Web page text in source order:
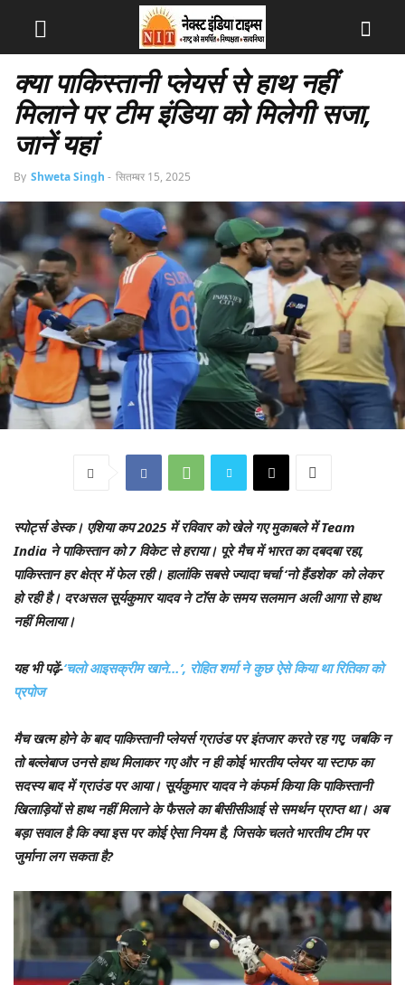
क्या पाकिस्तानी प्लेयर्स से हाथ नहीं
मिलाने पर टीम इंडिया को मिलेगी सजा,
जानें यहां
By Shweta Singh - सितम्बर 15, 2025
स्पोर्ट्स डेस्क। एशिया कप 2025 में रविवार को खेले गए मुकाबले में Team
India ने पाकिस्तान को 7 विकेट से हराया। पूरे मैच में भारत का दबदबा रहा,
पाकिस्तान हर क्षेत्र में फेल रही। हालांकि सबसे ज्यादा चर्चा ‘नो हैंडशेक’ को लेकर
हो रही है। दरअसल सूर्यकुमार यादव ने टॉस के समय सलमान अली आगा से हाथ
नहीं मिलाया।
यह भी पढ़ें-‘चलो आइसक्रीम खाने…’, रोहित शर्मा ने कुछ ऐसे किया था रितिका को
प्रपोज
मैच खत्म होने के बाद पाकिस्तानी प्लेयर्स ग्राउंड पर इंतजार करते रह गए, जबकि न
तो बल्लेबाज उनसे हाथ मिलाकर गए और न ही कोई भारतीय प्लेयर या स्टाफ का
सदस्य बाद में ग्राउंड पर आया। सूर्यकुमार यादव ने कंफर्म किया कि पाकिस्तानी
खिलाड़ियों से हाथ नहीं मिलाने के फैसले का बीसीसीआई से समर्थन प्राप्त था। अब
बड़ा सवाल है कि क्या इस पर कोई ऐसा नियम है, जिसके चलते भारतीय टीम पर
जुर्माना लग सकता है?